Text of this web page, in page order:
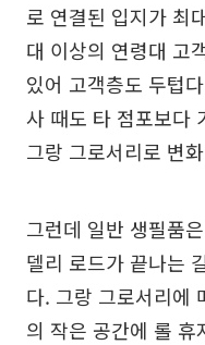
로 연결된 입지가 최
대 이상의 연령대 고
있어 고객층도 두텁
사 때도 타 점포보다
그랑 그로서리로 변
그런데 일반 생필품
델리 로드가 끝나는
다. 그랑 그로서리에
의 작은 공간에 롤 휴